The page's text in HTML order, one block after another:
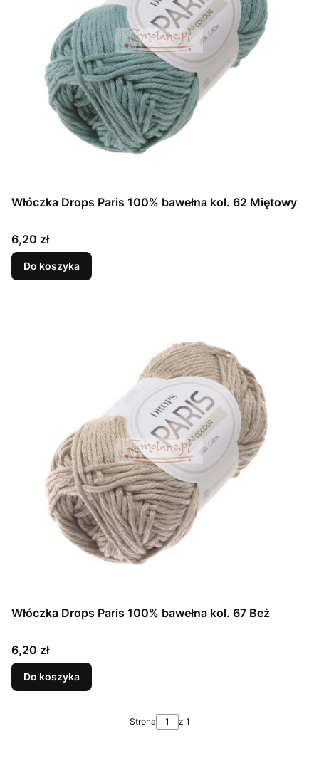
Włóczka Drops Paris 100% bawełna kol. 62 Miętowy
Cena
6,20 zł
Do koszyka
Włóczka Drops Paris 100% bawełna kol. 67 Beż
Cena
6,20 zł
Do koszyka
Strona z 1